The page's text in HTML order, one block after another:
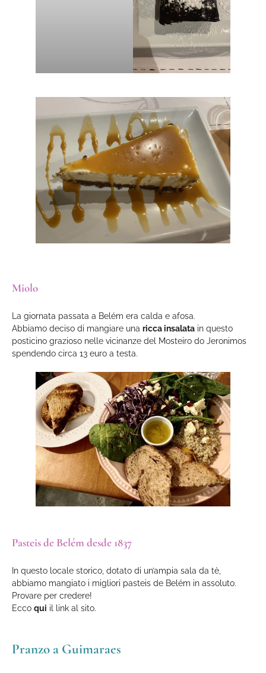
Miolo
La giornata passata a Belém era calda e afosa.
Abbiamo deciso di mangiare una ricca insalata in questo
posticino grazioso nelle vicinanze del Mosteiro do Jeronimos
spendendo circa 13 euro a testa.
Pasteis de Belém desde 1837
In questo locale storico, dotato di un’ampia sala da tè,
abbiamo mangiato i migliori pasteis de Belém in assoluto.
Provare per credere!
Ecco qui il link al sito.
Pranzo a Guimaraes